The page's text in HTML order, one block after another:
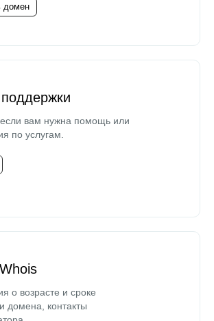
домен
вам нужна помощь или
по услугам.
о возрасте и сроке
домена, контакты